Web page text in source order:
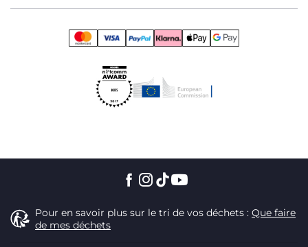
Pour en savoir plus sur le tri de vos déchets : Que faire
de mes déchets